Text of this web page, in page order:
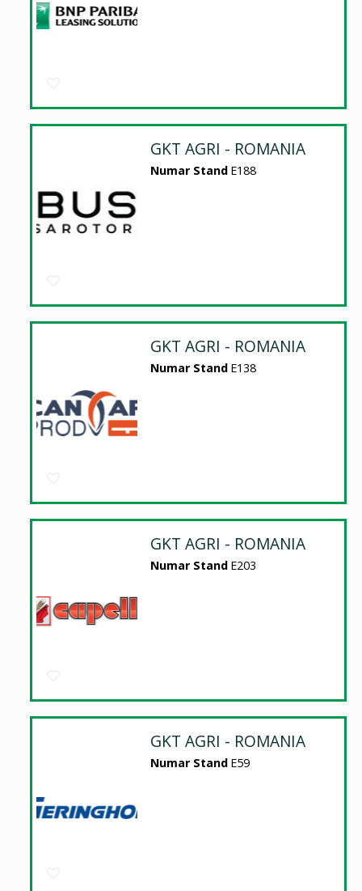
GKT AGRI - ROMANIA
Numar Stand E188
GKT AGRI - ROMANIA
Numar Stand E138
GKT AGRI - ROMANIA
Numar Stand E203
GKT AGRI - ROMANIA
Numar Stand E59